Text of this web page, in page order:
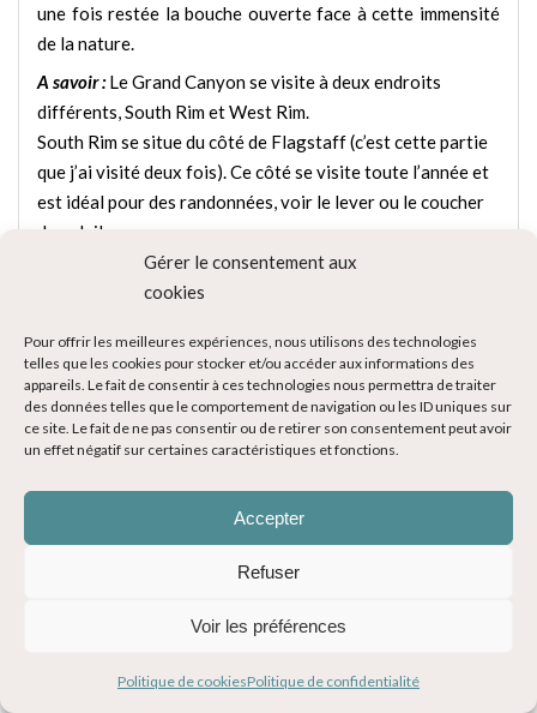
Gérer le consentement aux
cookies
Pour offrir les meilleures expériences, nous utilisons des technologies
telles que les cookies pour stocker et/ou accéder aux informations des
appareils. Le fait de consentir à ces technologies nous permettra de traiter
des données telles que le comportement de navigation ou les ID uniques sur
ce site. Le fait de ne pas consentir ou de retirer son consentement peut avoir
un effet négatif sur certaines caractéristiques et fonctions.
Accepter
Refuser
Voir les préférences
Politique de cookiesPolitique de confidentialité
une fois restée la bouche ouverte face à cette immensité
de la nature.
A savoir :Le Grand Canyon se visite à deux endroits
différents, South Rim et West Rim.
South Rim se situe du côté de Flagstaff (c’est cette partie
que j’ai visité deux fois). Ce côté se visite toute l’année et
est idéal pour des randonnées, voir le lever ou le coucher
du soleil.
West Rim, proche de Las Vegas est connu pour le Skywalk
qui offre des expériences différentes (ça fait un peu parc
de sensations fortes mais dans tous les cas, les deux
offrent des vues spectaculaires.
Tour d’hélicoptère(entre 35 et 45 min)
Survol du grand caynon en petit avion